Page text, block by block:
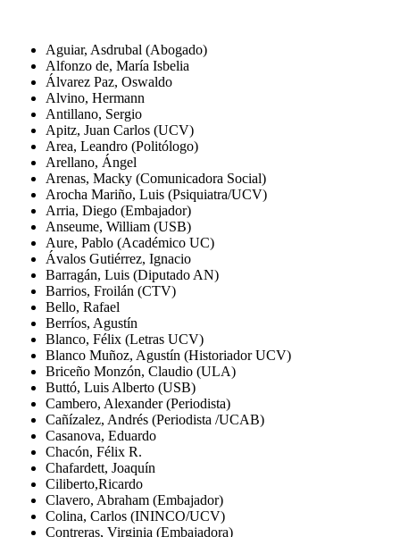
Aguiar, Asdrubal (Abogado)
Alfonzo de, María Isbelia
Álvarez Paz, Oswaldo
Alvino, Hermann
Antillano, Sergio
Apitz, Juan Carlos (UCV)
Area, Leandro (Politólogo)
Arellano, Ángel
Arenas, Macky (Comunicadora Social)
Arocha Mariño, Luis (Psiquiatra/UCV)
Arria, Diego (Embajador)
Anseume, William (USB)
Aure, Pablo (Académico UC)
Ávalos Gutiérrez, Ignacio
Barragán, Luis (Diputado AN)
Barrios, Froilán (CTV)
Bello, Rafael
Berríos, Agustín
Blanco, Félix (Letras UCV)
Blanco Muñoz, Agustín (Historiador UCV)
Briceño Monzón, Claudio (ULA)
Buttó, Luis Alberto (USB)
Cambero, Alexander (Periodista)
Cañízalez, Andrés (Periodista /UCAB)
Casanova, Eduardo
Chacón, Félix R.
Chafardett, Joaquín
Ciliberto,Ricardo
Clavero, Abraham (Embajador)
Colina, Carlos (ININCO/UCV)
Contreras, Virginia (Embajadora)